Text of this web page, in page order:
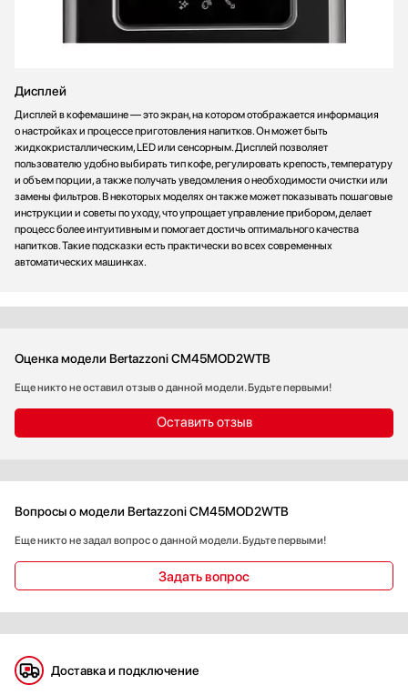
Дисплей
Дисплей в кофемашине — это экран, на котором отображается информация
о настройках и процессе приготовления напитков. Он может быть
жидкокристаллическим, LED или сенсорным. Дисплей позволяет
пользователю удобно выбирать тип кофе, регулировать крепость, температуру
и объем порции, а также получать уведомления о необходимости очистки или
замены фильтров. В некоторых моделях он также может показывать пошаговые
инструкции и советы по уходу, что упрощает управление прибором, делает
процесс более интуитивным и помогает достичь оптимального качества
напитков. Такие подсказки есть практически во всех современных
автоматических машинках.
Оценка модели Bertazzoni CM45MOD2WTB
Еще никто не оставил отзыв о данной модели. Будьте первыми!
Оставить отзыв
Вопросы о модели Bertazzoni CM45MOD2WTB
Еще никто не задал вопрос о данной модели. Будьте первыми!
Задать вопрос
Доставка и подключение